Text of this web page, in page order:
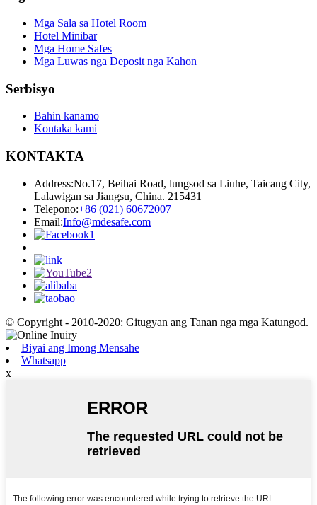
Mga Sala sa Hotel Room
Hotel Minibar
Mga Home Safes
Mga Luwas nga Deposit nga Kahon
Serbisyo
Bahin kanamo
Kontaka kami
KONTAKTA
Address:No.17, Beihai Road, lungsod sa Liuhe, Taicang City,
Lalawigan sa Jiangsu, China. 215431
Telepono:+86 (021) 60672007
Email:Info@mdesafe.com
© Copyright - 2010-2020: Gitugyan ang Tanan nga mga Katungod.
Biyai ang Imong Mensahe
Whatsapp
x